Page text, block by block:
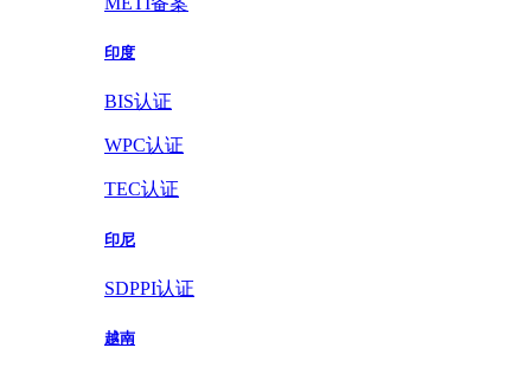
印度
BIS认证
WPC认证
TEC认证
印尼
SDPPI认证
越南